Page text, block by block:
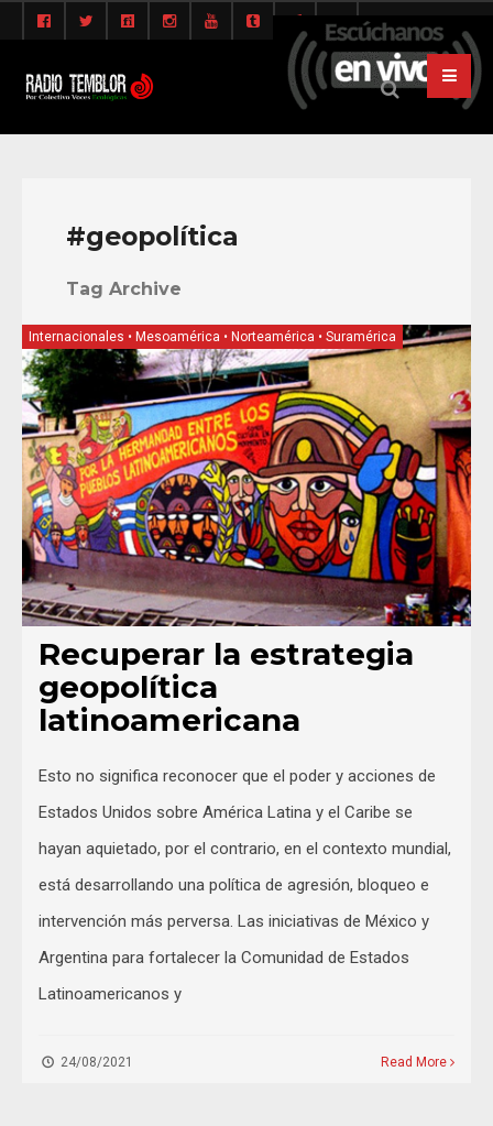
#geopolítica
Tag Archive
Internacionales • Mesoamérica • Norteamérica • Suramérica
Recuperar la estrategia
geopolítica
latinoamericana
Esto no significa reconocer que el poder y acciones de
Estados Unidos sobre América Latina y el Caribe se
hayan aquietado, por el contrario, en el contexto mundial,
está desarrollando una política de agresión, bloqueo e
intervención más perversa. Las iniciativas de México y
Argentina para fortalecer la Comunidad de Estados
Latinoamericanos y
24/08/2021 Read More